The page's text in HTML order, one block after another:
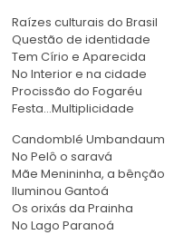
Raízes culturais do Brasil
Questão de identidade
Tem Círio e Aparecida
No Interior e na cidade
Procissão do Fogaréu
Festa…Multiplicidade
Candomblé Umbandaum
No Pelô o saravá
Mãe Menininha, a bênção
Iluminou Gantoá
Os orixás da Prainha
No Lago Paranoá